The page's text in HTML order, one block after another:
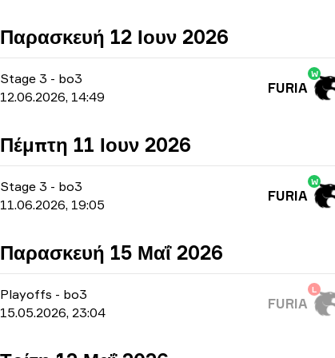
Παρασκευή 12 Ιουν 2026
Stage 3 - bo3
12.06.2026, 14:49
W
FURIA
Πέμπτη 11 Ιουν 2026
Stage 3 - bo3
11.06.2026, 19:05
W
FURIA
Παρασκευή 15 Μαΐ 2026
Playoffs - bo3
15.05.2026, 23:04
L
FURIA